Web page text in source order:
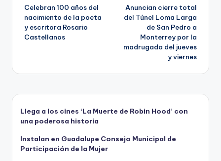
de
entradas
Celebran 100 años del
nacimiento de la poeta
y escritora Rosario
Castellanos
Anuncian cierre total
del Túnel Loma Larga
de San Pedro a
Monterrey por la
madrugada del jueves
y viernes
Llega a los cines ‘La Muerte de Robin Hood’ con
una poderosa historia
Instalan en Guadalupe Consejo Municipal de
Participación de la Mujer